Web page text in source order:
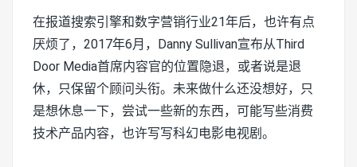
在报道搜索引擎和数字营销行业21年后，也许有点
厌烦了，2017年6月，Danny Sullivan宣布从Third
Door Media首席内容官的位置隐退，或者说是退
休，只保留个顾问头衔。未来做什么还没想好，只
是想休息一下，尝试一些新的东西，可能写些消费
技术产品内容，也许写写科幻电影电视剧。